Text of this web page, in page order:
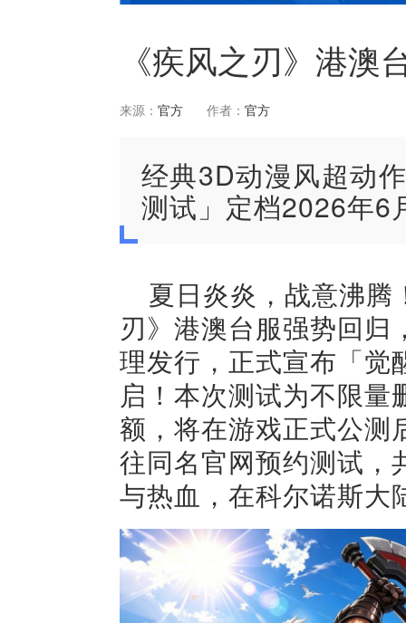
《疾风之刃》港
来源： 官方 作者： 官方
经典3D动漫风超动
测试」定档2026年6
夏日炎炎，战意沸
刃》港澳台服强势回
理发行，正式宣布「觉
启！本次测试为不限
额，将在游戏正式公测
往同名官网预约测试，
与热血，在科尔诺斯大